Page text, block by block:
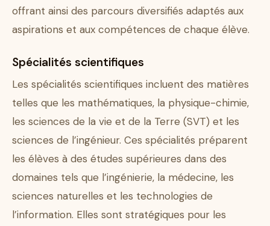
offrant ainsi des parcours diversifiés adaptés aux
aspirations et aux compétences de chaque élève.
Spécialités scientifiques
Les spécialités scientifiques incluent des matières
telles que les mathématiques, la physique-chimie,
les sciences de la vie et de la Terre (SVT) et les
sciences de l’ingénieur. Ces spécialités préparent
les élèves à des études supérieures dans des
domaines tels que l’ingénierie, la médecine, les
sciences naturelles et les technologies de
l’information. Elles sont stratégiques pour les